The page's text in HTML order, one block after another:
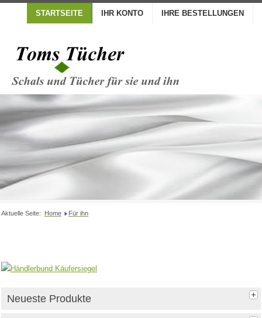
STARTSEITE IHR KONTO IHRE BESTELLUNGEN
Aktuelle Seite: Home Für ihn
Neueste Produkte